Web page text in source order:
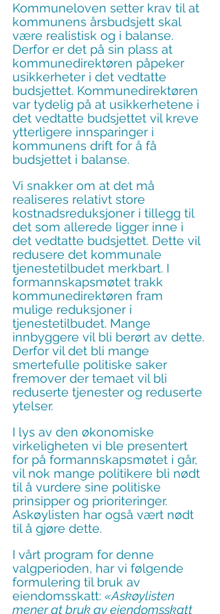
Kommuneloven setter krav til at
kommunens årsbudsjett skal
være realistisk og i balanse.
Derfor er det på sin plass at
kommunedirektøren påpeker
usikkerheter i det vedtatte
budsjettet. Kommunedirektøren
var tydelig på at usikkerhetene i
det vedtatte budsjettet vil kreve
ytterligere innsparinger i
kommunens drift for å få
budsjettet i balanse.
Vi snakker om at det må
realiseres relativt store
kostnadsreduksjoner i tillegg til
det som allerede ligger inne i
det vedtatte budsjettet. Dette vil
redusere det kommunale
tjenestetilbudet merkbart. I
formannskapsmøtet trakk
kommunedirektøren fram
mulige reduksjoner i
tjenestetilbudet. Mange
innbyggere vil bli berørt av dette.
Derfor vil det bli mange
smertefulle politiske saker
fremover der temaet vil bli
reduserte tjenester og reduserte
ytelser.
I lys av den økonomiske
virkeligheten vi ble presentert
for på formannskapsmøtet i går,
vil nok mange politikere bli nødt
til å vurdere sine politiske
prinsipper og prioriteringer.
Askøylisten har også vært nødt
til å gjøre dette.
I vårt program for denne
valgperioden, har vi følgende
formulering til bruk av
eiendomsskatt: «Askøylisten
mener at bruk av eiendomsskatt